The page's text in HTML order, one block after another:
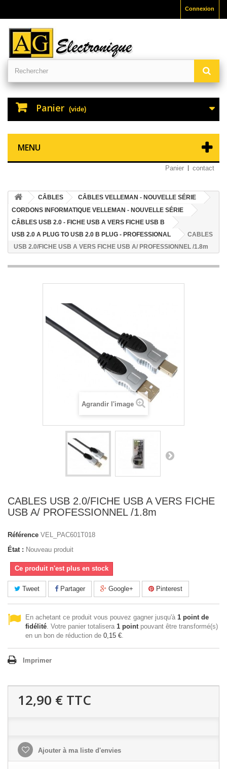
Connexion
Panier (vide)
MENU
Panier contact
CÂBLES
CÂBLES VELLEMAN - NOUVELLE SÉRIE
CORDONS INFORMATIQUE VELLEMAN - NOUVELLE SÉRIE
CÂBLES USB 2.0 - FICHE USB A VERS FICHE USB B
USB 2.0 A PLUG TO USB 2.0 B PLUG - PROFESSIONAL
CABLES
USB 2.0/FICHE USB A VERS FICHE USB A/ PROFESSIONNEL /1.8m
Agrandir l'image
CABLES USB 2.0/FICHE USB A VERS FICHE
USB A/ PROFESSIONNEL /1.8m
Référence VEL_PAC601T018
État : Nouveau produit
Ce produit n'est plus en stock
Tweet Partager Google+ Pinterest
En achetant ce produit vous pouvez gagner jusqu'à 1 point de
fidélité. Votre panier totalisera 1 pointpouvant être transformé(s)
en un bon de réduction de 0,15 €.
Imprimer
12,90 € TTC
Ajouter à ma liste d'envies